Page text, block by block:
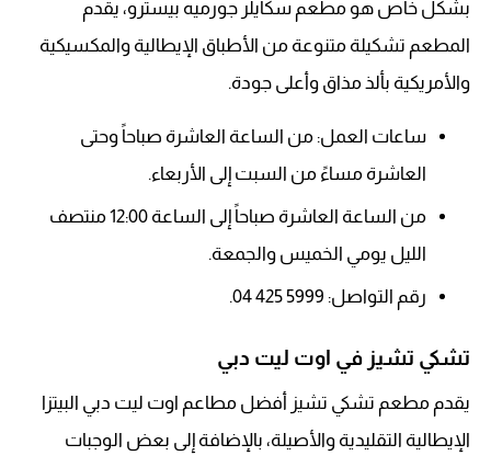
بشكل خاص هو مطعم سكايلر جورميه بيسترو، يقدم
المطعم تشكيلة متنوعة من الأطباق الإيطالية والمكسيكية
والأمريكية بألذ مذاق وأعلى جودة.
ساعات العمل: من الساعة العاشرة صباحاً وحتى
العاشرة مساءً من السبت إلى الأربعاء.
من الساعة العاشرة صباحاً إلى الساعة 12:00 منتصف
الليل يومي الخميس والجمعة.
رقم التواصل: 5999 425 04.
تشكي تشيز في اوت ليت دبي
يقدم مطعم تشكي تشيز أفضل مطاعم اوت ليت دبي البيتزا
الإيطالية التقليدية والأصيلة، بالإضافة إلى بعض الوجبات